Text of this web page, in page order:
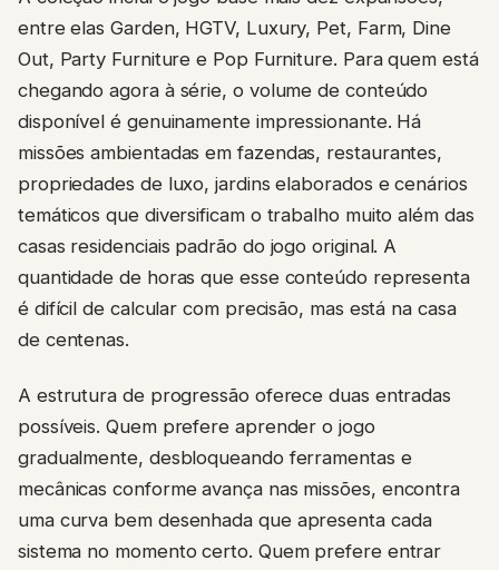
entre elas Garden, HGTV, Luxury, Pet, Farm, Dine
Out, Party Furniture e Pop Furniture. Para quem está
chegando agora à série, o volume de conteúdo
disponível é genuinamente impressionante. Há
missões ambientadas em fazendas, restaurantes,
propriedades de luxo, jardins elaborados e cenários
temáticos que diversificam o trabalho muito além das
casas residenciais padrão do jogo original. A
quantidade de horas que esse conteúdo representa
é difícil de calcular com precisão, mas está na casa
de centenas.
A estrutura de progressão oferece duas entradas
possíveis. Quem prefere aprender o jogo
gradualmente, desbloqueando ferramentas e
mecânicas conforme avança nas missões, encontra
uma curva bem desenhada que apresenta cada
sistema no momento certo. Quem prefere entrar